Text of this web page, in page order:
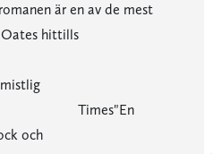
är en av de mest
Oates hittills
och